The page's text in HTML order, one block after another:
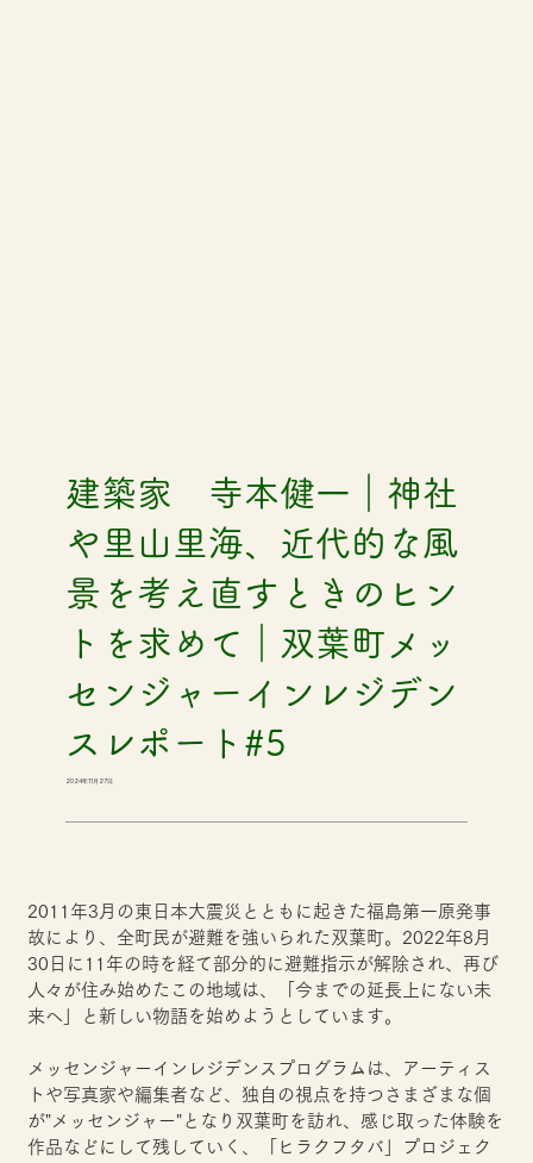
建築家 寺本健一｜神社
や里山里海、近代的な風
景を考え直すときのヒン
トを求めて｜双葉町メッ
センジャーインレジデン
スレポート#5
2024年11月27日
2011年3月の東日本大震災とともに起きた福島第一原発事
故により、全町民が避難を強いられた双葉町。2022年8月
30日に11年の時を経て部分的に避難指示が解除され、再び
人々が住み始めたこの地域は、「今までの延長上にない未
来へ」と新しい物語を始めようとしています。
メッセンジャーインレジデンスプログラムは、アーティス
トや写真家や編集者など、独自の視点を持つさまざまな個
が"メッセンジャー"となり双葉町を訪れ、感じ取った体験を
作品などにして残していく、「ヒラクフタバ」プロジェク